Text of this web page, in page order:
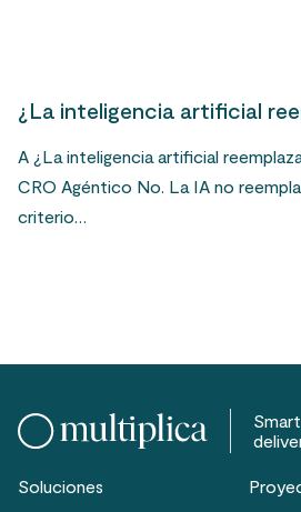
¿La inteligencia artificial
A ¿La inteligencia artificial
CRO Agéntico No. La IA no
criterio…
Soluciones